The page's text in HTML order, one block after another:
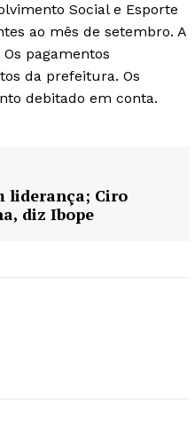
Social e Esporte
ao mês de setembro. A
pagamentos
da prefeitura. Os
debitado em conta.
liderança; Ciro
diz Ibope